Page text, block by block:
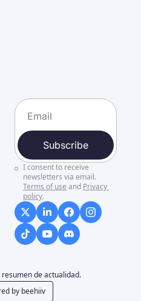
Subscribe
I consent to receive
newsletters via email.
Terms of use and Privacy
policy.
de actualidad.
by beehiiv